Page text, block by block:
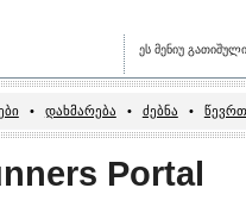
ეს მენიუ
• დახმარება • ძებნა •
Portal